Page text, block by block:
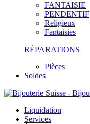
FANTAISIE
PENDENTIF
Religieux
Fantaisies
RÉPARATIONS
Pièces
Soldes
Liquidation
Services